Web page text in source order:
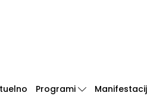
Programi